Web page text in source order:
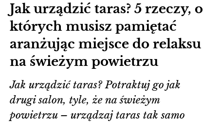
Jak urządzić taras? 5 rzeczy, o
których musisz pamiętać
aranżując miejsce do relaksu
na świeżym powietrzu
Jak urządzić taras? Potraktuj go jak
drugi salon, tyle, że na świeżym
powietrzu – urządzaj taras tak samo